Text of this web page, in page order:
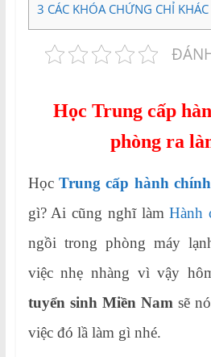
3 CÁC KHÓA CHỨNG CHỈ
Học Trung cấp
phòng ra
HọcTrung cấp hành
gì? Ai cũng nghĩ làmHành
ngồi trong phòng máy
việc nhẹ nhàng vì vậy
tuyển sinh Miền Namsẽ
việc đó lầ làm gì nhé.